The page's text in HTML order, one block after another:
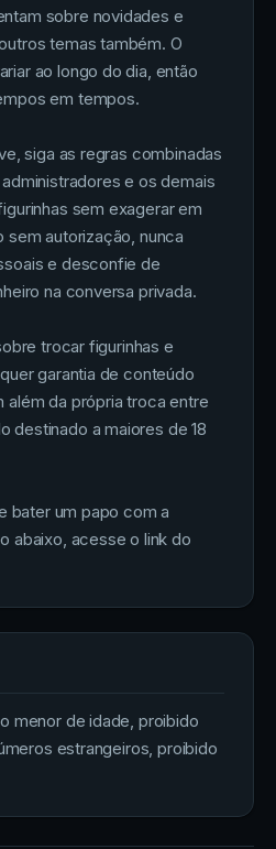
sobre novidades e
temas também. O
ao longo do dia, então
em tempos.
siga as regras combinadas
e os demais
sem exagerar em
sem autorização, nunca
e desconfie de
na conversa privada.
trocar figurinhas e
garantia de conteúdo
além da própria troca entre
destinado a maiores de 18
bater um papo com a
abaixo, acesse o link do
menor de idade, proibido
estrangeiros, proibido